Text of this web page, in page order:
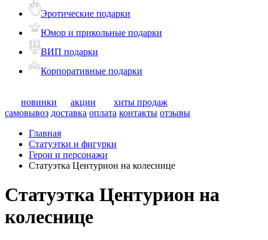
Эротические подарки
Юмор и прикольные подарки
ВИП подарки
Корпоративные подарки
новинки акции
хиты продаж
самовывоз доставка оплата контакты отзывы
Главная
Статуэтки и фигурки
Герои и персонажи
Статуэтка Центурион на колеснице
Статуэтка Центурион на
колеснице